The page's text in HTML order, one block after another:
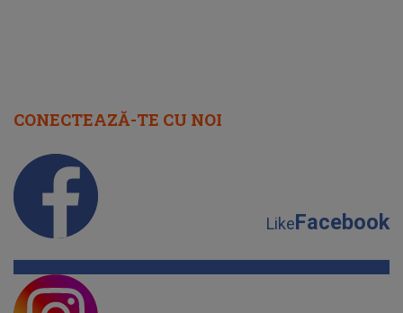
CONECTEAZĂ-TE CU NOI
LikeFacebook